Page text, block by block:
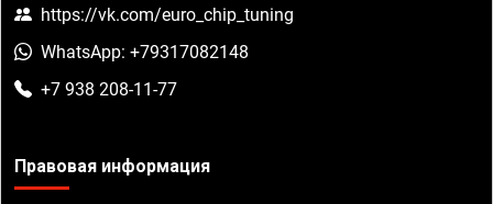
https://vk.com/euro_chip_tuning
WhatsApp: +79317082148
+7 938 208-11-77
Правовая информация